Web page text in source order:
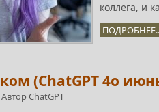
коллега, и
(ChatGPT 4o
Автор ChatGPT